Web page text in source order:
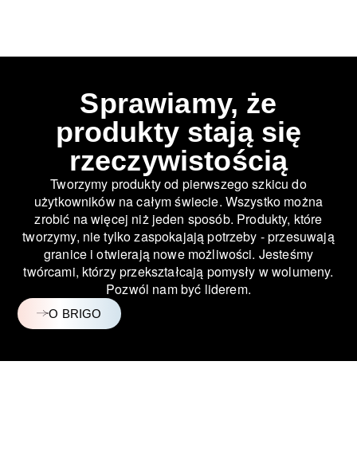
Sprawiamy, że
produkty stają się
rzeczywistością
Tworzymy produkty od pierwszego szkicu do
użytkowników na całym świecie. Wszystko można
zrobić na więcej niż jeden sposób. Produkty, które
tworzymy, nie tylko zaspokajają potrzeby - przesuwają
granice i otwierają nowe możliwości. Jesteśmy
twórcami, którzy przekształcają pomysły w wolumeny.
Pozwól nam być liderem.
O BRIGO